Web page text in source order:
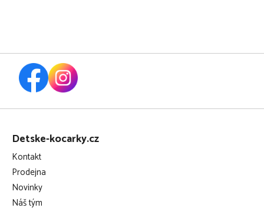
Z
Detske-kocarky.cz
Kontakt
Prodejna
Novinky
Náš tým